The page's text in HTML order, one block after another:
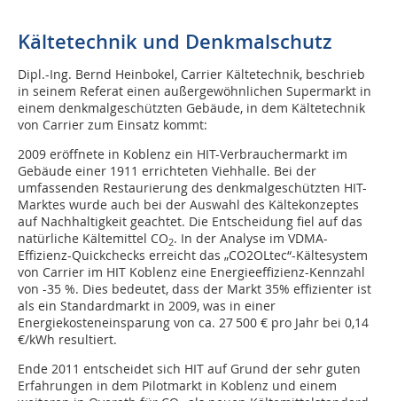
Kältetechnik und Denkmalschutz
Dipl.-Ing. Bernd Heinbokel, Carrier Kältetechnik, beschrieb
in seinem Referat einen außergewöhnlichen Supermarkt in
einem denkmalgeschützten Gebäude, in dem Kältetechnik
von Carrier zum Einsatz kommt:
2009 eröffnete in Koblenz ein HIT-Verbrauchermarkt im
Gebäude einer 1911 errichteten Viehhalle. Bei der
umfassenden Restaurierung des denkmalgeschützten HIT-
Marktes wurde auch bei der Auswahl des Kältekonzeptes
auf Nachhaltigkeit geachtet. Die Entscheidung fiel auf das
natürliche Kältemittel CO2. In der Analyse im VDMA-
Effizienz-Quickchecks erreicht das „CO2OLtec“-Kältesystem
von Carrier im HIT Koblenz eine Energieeffizienz-Kennzahl
von -35 %. Dies bedeutet, dass der Markt 35% effizienter ist
als ein Standardmarkt in 2009, was in einer
Energiekosteneinsparung von ca. 27 500 € pro Jahr bei 0,14
€/kWh resultiert.
Ende 2011 entscheidet sich HIT auf Grund der sehr guten
Erfahrungen in dem Pilotmarkt in Koblenz und einem